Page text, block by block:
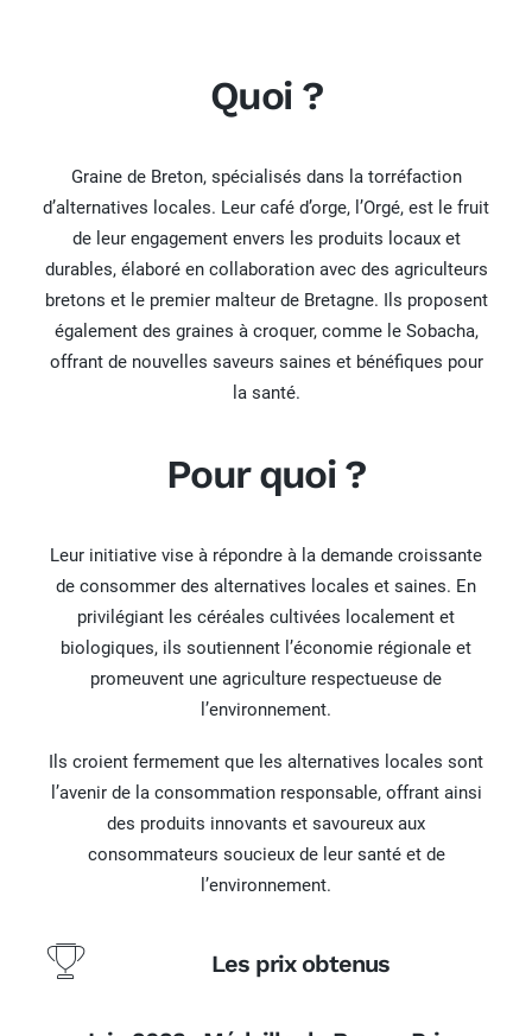
Quoi ?
Graine de Breton, spécialisés dans la torréfaction
d’alternatives locales. Leur café d’orge, l’Orgé, est le fruit
de leur engagement envers les produits locaux et
durables, élaboré en collaboration avec des agriculteurs
bretons et le premier malteur de Bretagne. Ils proposent
également des graines à croquer, comme le Sobacha,
offrant de nouvelles saveurs saines et bénéfiques pour
la santé.
Pour quoi ?
Leur initiative vise à répondre à la demande croissante
de consommer des alternatives locales et saines. En
privilégiant les céréales cultivées localement et
biologiques, ils soutiennent l’économie régionale et
promeuvent une agriculture respectueuse de
l’environnement.
Ils croient fermement que les alternatives locales sont
l’avenir de la consommation responsable, offrant ainsi
des produits innovants et savoureux aux
consommateurs soucieux de leur santé et de
l’environnement.
Les prix obtenus